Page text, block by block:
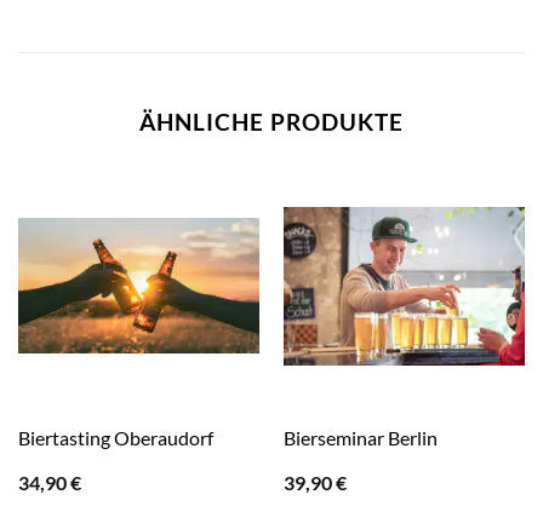
ÄHNLICHE PRODUKTE
Biertasting Oberaudorf
34,90€
Bierseminar Berlin
39,90€